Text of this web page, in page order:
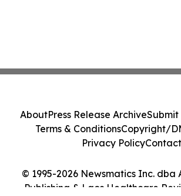
© 1995-2026 Newsmatics Inc. dba
Publishing & Laos Healthcare
AboutPress Release ArchiveSubmit
Terms & ConditionsCopyright/
Privacy PolicyContact